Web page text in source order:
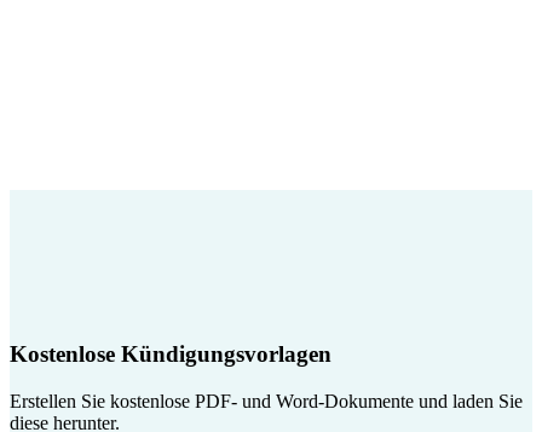
Kostenlose Kündigungsvorlagen
Erstellen Sie kostenlose PDF- und Word-Dokumente und laden Sie
diese herunter.